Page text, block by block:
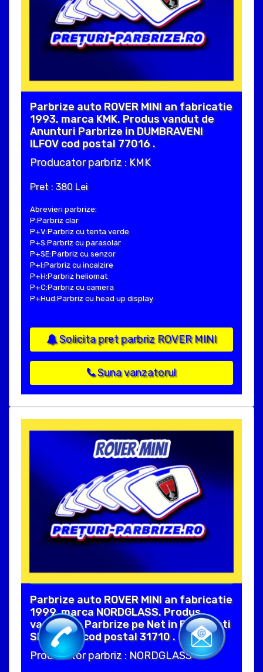
Parbrize auto ROVER MINI an fabricatie
1993, marca KMK. Produs vandut de
Anunturi Parbrize in DUMBRAVENI
ILFOV cod postal 77016 .
Producator parbriz : KMK
Pret : 380 Lei
Abrevieri parbrize:
P:Parbriz clar
P+V:Parbriz cu tenta verde
P+S:Parbriz cu parasolar
P+SE:Parbriz cu senzor
P+I:Parbriz cu incalzire
P+H:Parbriz heliomat
P+C:Parbriz cu camera
P+Hud:Parbriz cu head up display
Solicita pret parbriz ROVER MINI
Suna vanzatorul
Parbrize auto ROVER MINI an fabricatie
1999, marca NORDGLASS. Produs
vandut de Parbrize pe Net in Bucuresti
SECTOR 3 cod postal 31710 .
Producator parbriz : NORDGLASS